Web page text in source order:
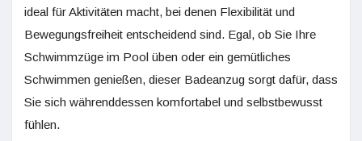
ideal für Aktivitäten macht, bei denen Flexibilität und
Bewegungsfreiheit entscheidend sind. Egal, ob Sie Ihre
Schwimmzüge im Pool üben oder ein gemütliches
Schwimmen genießen, dieser Badeanzug sorgt dafür, dass
Sie sich währenddessen komfortabel und selbstbewusst
fühlen.